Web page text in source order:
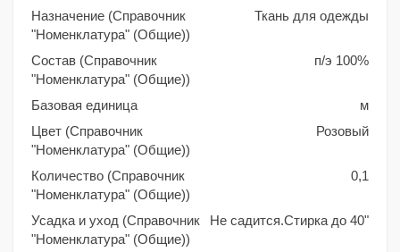
Назначение (Справочник
"Номенклатура" (Общие))
Ткань для одежды
Состав (Справочник
"Номенклатура" (Общие))
п/э 100%
Базовая единица
м
Цвет (Справочник
"Номенклатура" (Общие))
Розовый
Количество (Справочник
"Номенклатура" (Общие))
0,1
Усадка и уход (Справочник
"Номенклатура" (Общие))
Не садится.Стирка до 40"